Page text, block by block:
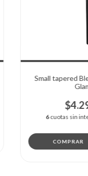
Small tapered
6cuotas sin